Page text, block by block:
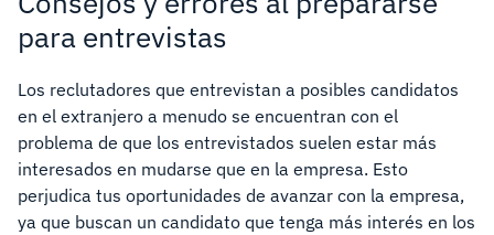
para entrevistas
Los reclutadores que entrevistan a posibles candidatos
en el extranjero a menudo se encuentran con el
problema de que los entrevistados suelen estar más
interesados en mudarse que en la empresa. Esto
perjudica tus oportunidades de avanzar con la empresa,
ya que buscan un candidato que tenga más interés en los